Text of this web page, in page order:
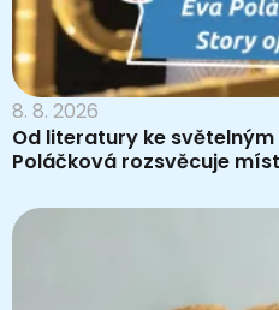
8. 8. 2026
Od literatury ke
Poláčková rozsvěcuje